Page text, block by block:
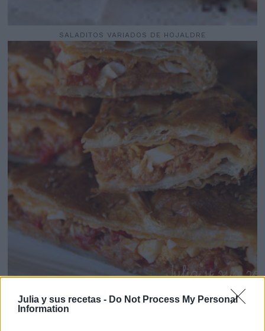
Julia y sus recetas - Do Not Process My Personal
Information
SALADITOS VARIADOS DE HOJALDRE
EMPANADA DE ATÚN